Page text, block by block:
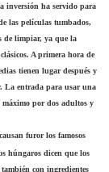
inversión ha servido para
las películas tumbados,
de limpiar, ya que la
A primera hora de
tienen lugar después y
La entrada para usar una
máximo por dos adultos y
furor los famosos
húngaros dicen que los
con ingredientes